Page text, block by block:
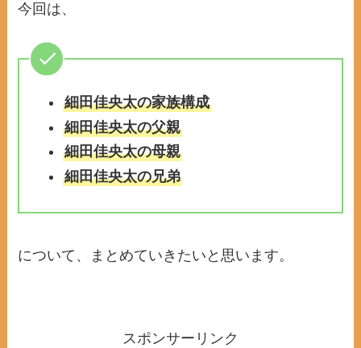
今回は、
細田佳央太の家族構成
細田佳央太の父親
細田佳央太の母親
細田佳央太の兄弟
について、まとめていきたいと思います。
スポンサーリンク